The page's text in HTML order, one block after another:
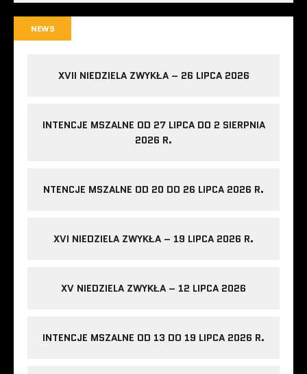
NEWS
XVII NIEDZIELA ZWYKŁA – 26 LIPCA 2026
INTENCJE MSZALNE OD 27 LIPCA DO 2 SIERPNIA
2026 R.
NTENCJE MSZALNE OD 20 DO 26 LIPCA 2026 R.
XVI NIEDZIELA ZWYKŁA – 19 LIPCA 2026 R.
XV NIEDZIELA ZWYKŁA – 12 LIPCA 2026
INTENCJE MSZALNE OD 13 DO 19 LIPCA 2026 R.